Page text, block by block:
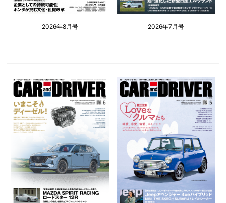
2026年8月号 2026年7月号